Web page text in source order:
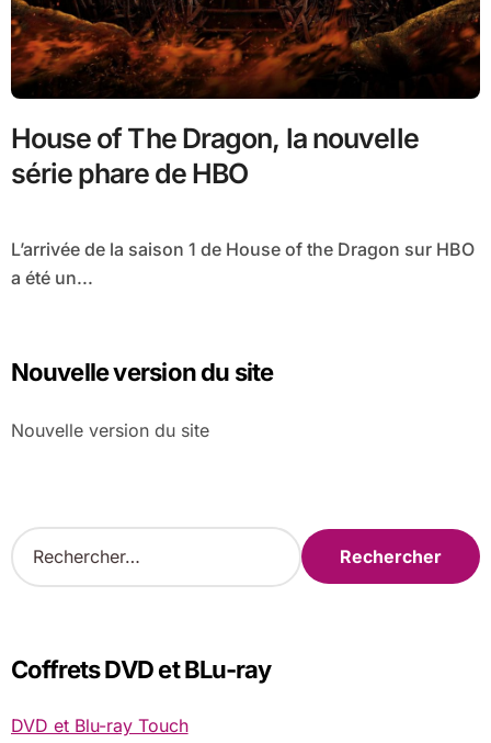
House of The Dragon, la nouvelle
série phare de HBO
L’arrivée de la saison 1 de House of the Dragon sur HBO
a été un...
Nouvelle version du site
Nouvelle version du site
R
e
r
c
e
Coffrets DVD et BLu-ray
DVD et Blu-ray Touch